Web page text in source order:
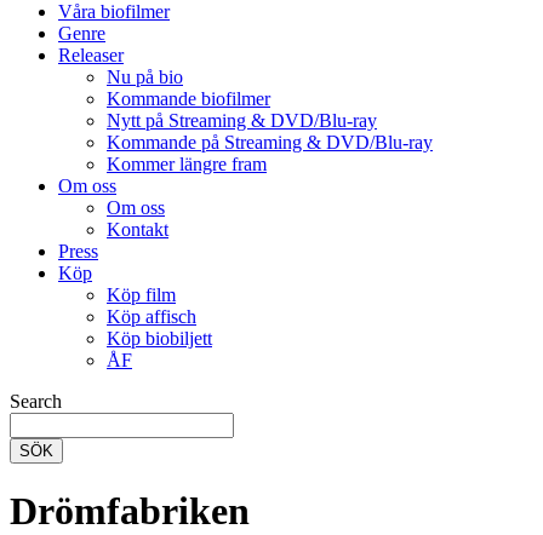
Våra biofilmer
Genre
Releaser
Nu på bio
Kommande biofilmer
Nytt på Streaming & DVD/Blu-ray
Kommande på Streaming & DVD/Blu-ray
Kommer längre fram
Om oss
Om oss
Kontakt
Press
Köp
Köp film
Köp affisch
Köp biobiljett
ÅF
Search
SÖK
Drömfabriken